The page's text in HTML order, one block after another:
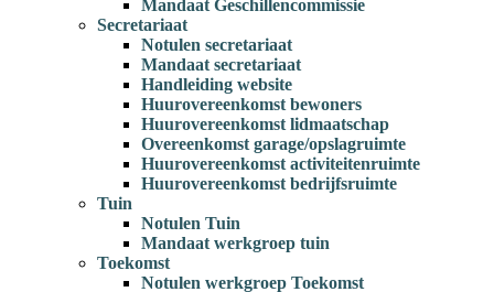
Mandaat Geschillencommissie
Secretariaat
Notulen secretariaat
Mandaat secretariaat
Handleiding website
Huurovereenkomst bewoners
Huurovereenkomst lidmaatschap
Overeenkomst garage/opslagruimte
Huurovereenkomst activiteitenruimte
Huurovereenkomst bedrijfsruimte
Tuin
Notulen Tuin
Mandaat werkgroep tuin
Toekomst
Notulen werkgroep Toekomst